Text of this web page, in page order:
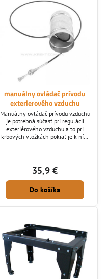
manuálny ovládač prívodu
exterierového vzduchu
Manuálny ovládač prívodu vzduchu
je potrebná súčasť pri regulácii
exteriérového vzduchu a to pri
krbových vložkách pokiaľ je k ním
35,9 €
Do košíka